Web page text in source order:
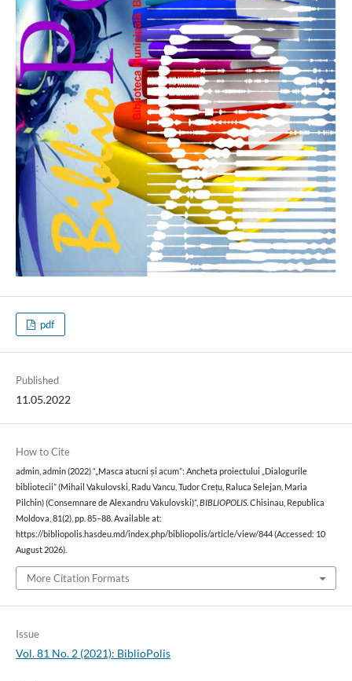
pdf
Published
11.05.2022
How to Cite
admin, admin (2022) “„Masca atucni și acum”: Ancheta proiectului „Dialogurile
bibliotecii” (Mihail Vakulovski, Radu Vancu, Tudor Crețu, Raluca Selejan, Maria
Pilchin) (Consemnare de Alexandru Vakulovski)”, BIBLIOPOLIS. Chisinau, Republica
Moldova, 81(2), pp. 85–88. Available at:
https://bibliopolis.hasdeu.md/index.php/bibliopolis/article/view/844 (Accessed: 10
August 2026).
More Citation Formats
Issue
Vol. 81 No. 2 (2021): BiblioPolis